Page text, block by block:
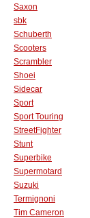
Saxon
sbk
Schuberth
Scooters
Scrambler
Shoei
Sidecar
Sport
Sport Touring
StreetFighter
Stunt
Superbike
Supermotard
Suzuki
Termignoni
Tim Cameron